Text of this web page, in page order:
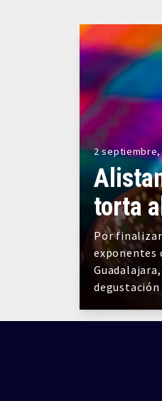
2 septiembre,
torta
Por
exponentes